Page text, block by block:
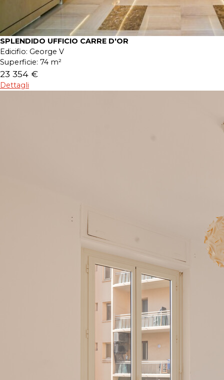
SPLENDIDO UFFICIO CARRE D'OR
Edicifio: George V
Superficie: 74 m²
23 354 €
Dettagli